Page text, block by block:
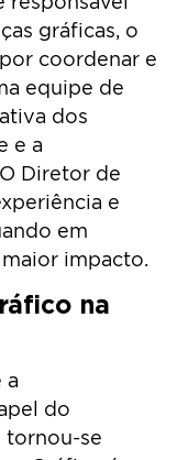
gráficas, o
coordenar e
equipe de
dos
e a
Diretor de
e
em
impacto.
na
a
do
tornou-se